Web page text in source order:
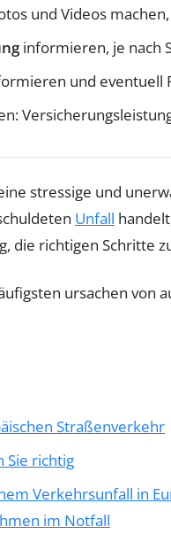
und Videos
informieren, je nach
und eventuell
stressige und
Unfall
die richtigen Schritte
Straßenverkehr
Sie richtig
Verkehrsunfall in
im Notfall